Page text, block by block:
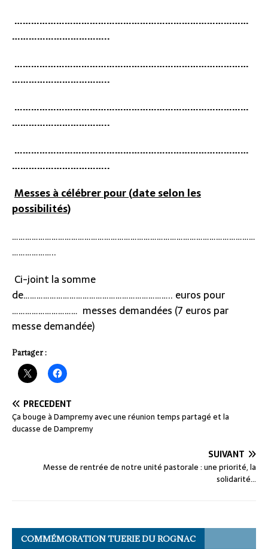
…………………………………………………………………………
……………………………..
…………………………………………………………………………
……………………………..
…………………………………………………………………………
……………………………..
…………………………………………………………………………
……………………………..
Messesàcélébrer pour(dateselonles
possibilités)
…………………………………………………………………………………………………
………………..
Ci-joint la somme
de………………………………………………………….. euros pour
………………………… messes demandées (7 euros par
messe demandée)
Partager :
PRÉCÉDENT
Ça bouge à Dampremy avec une réunion temps partagé et la
ducasse de Dampremy
SUIVANT
Messe de rentrée de notre unité pastorale : une priorité, la
solidarité…
COMMÉMORATION TUERIE DU ROGNAC